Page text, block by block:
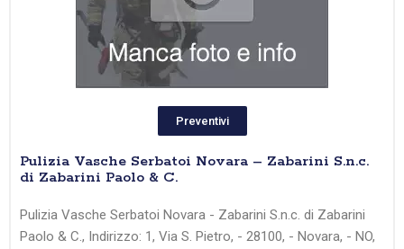
Preventivi
Pulizia Vasche Serbatoi Novara – Zabarini S.n.c.
di Zabarini Paolo & C.
Pulizia Vasche Serbatoi Novara - Zabarini S.n.c. di Zabarini
Paolo & C., Indirizzo: 1, Via S. Pietro, - 28100, - Novara, - NO,